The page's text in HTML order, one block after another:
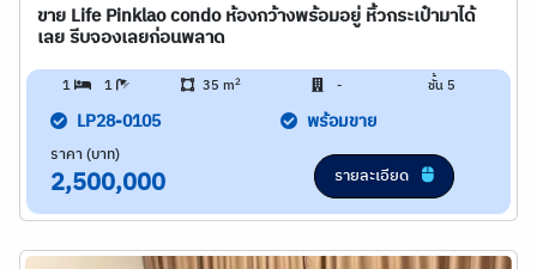
ขาย Life Pinklao condo ห้องกว้างพร้อมอยู่ หิ้วกระเป๋ามาได้
เลย รีบจองเลยก่อนพลาด
1 1 35 m2 - ชั้น 5
LP28-0105 พร้อมขาย
ราคา (บาท)
2,500,000 รายละเอียด